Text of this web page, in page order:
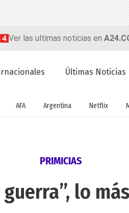
Ver las ultimas noticias en
Últimas Noticias
AFA Argentina Netflix
PRIMICIAS
lo